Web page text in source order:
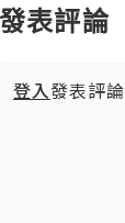
發表評論
登入發表評論